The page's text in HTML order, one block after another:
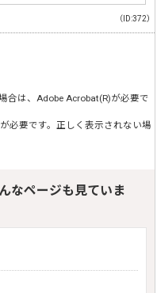
（ID:372）
合は、 Adobe Acrobat(R)が必要で
が必要です。正しく表示されない場
なページも見ていま